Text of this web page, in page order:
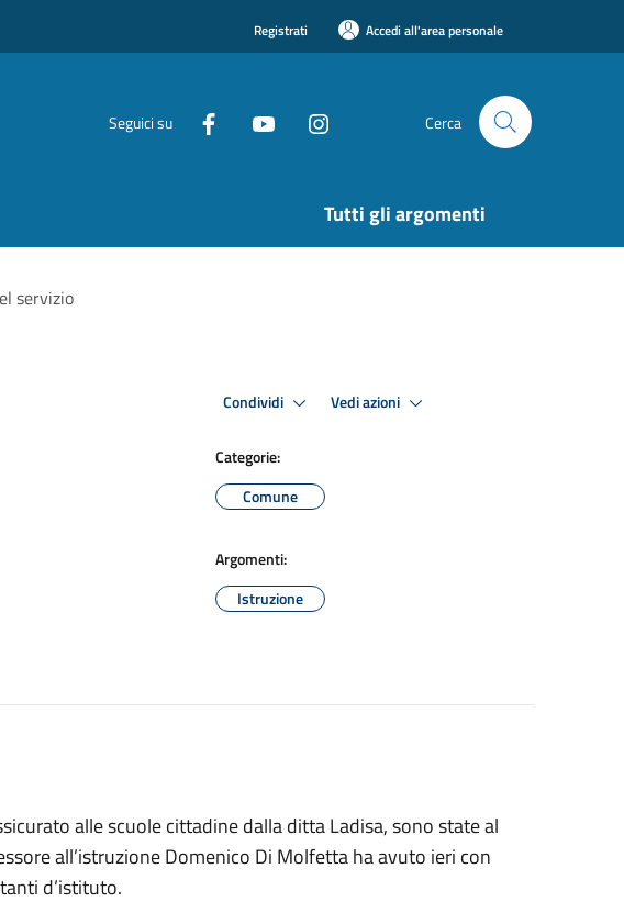
Registrati Accedi all'area personale
Seguici su Cerca
Tutti gli argomenti
servizio
Condividi Vedi azioni
Categorie:
Comune
Argomenti:
Istruzione
alle scuole cittadine dalla ditta Ladisa, sono state al
all’istruzione Domenico Di Molfetta ha avuto ieri con
d’istituto.